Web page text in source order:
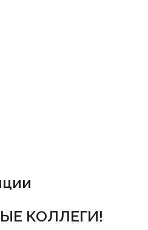
КОЛЛЕГИ!